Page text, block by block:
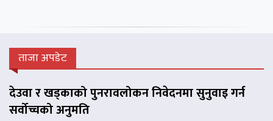
ताजा अपडेट
देउवा र खड्काको पुनरावलोकन निवेदनमा सुनुवाइ गर्न
सर्वोच्चको अनुमति